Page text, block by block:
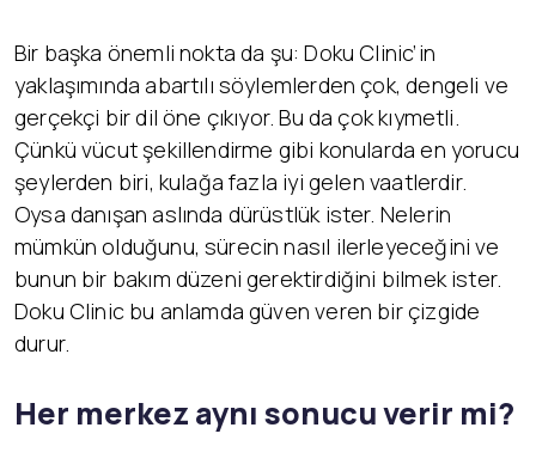
Bir başka önemli nokta da şu: Doku Clinic’in
yaklaşımında abartılı söylemlerden çok, dengeli ve
gerçekçi bir dil öne çıkıyor. Bu da çok kıymetli.
Çünkü vücut şekillendirme gibi konularda en yorucu
şeylerden biri, kulağa fazla iyi gelen vaatlerdir.
Oysa danışan aslında dürüstlük ister. Nelerin
mümkün olduğunu, sürecin nasıl ilerleyeceğini ve
bunun bir bakım düzeni gerektirdiğini bilmek ister.
Doku Clinic bu anlamda güven veren bir çizgide
durur.
Her merkez aynı sonucu verir mi?